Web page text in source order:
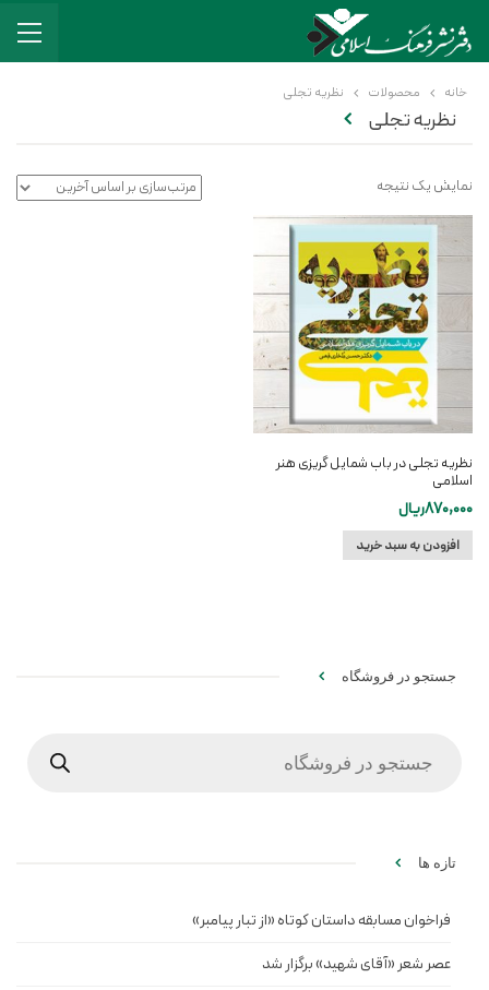
خانه محصولات نظریه تجلی
نظریه تجلی
نمایش یک نتیجه
نظریه تجلی در باب شمایل ‏گریزی هنر
اسلامی
870,000ریال
افزودن به سبد خرید
جستجو در فروشگاه
تازه ها
فراخوان مسابقه داستان کوتاه «از تبار پیامبر»
عصر شعر «آقای شهید» برگزار شد